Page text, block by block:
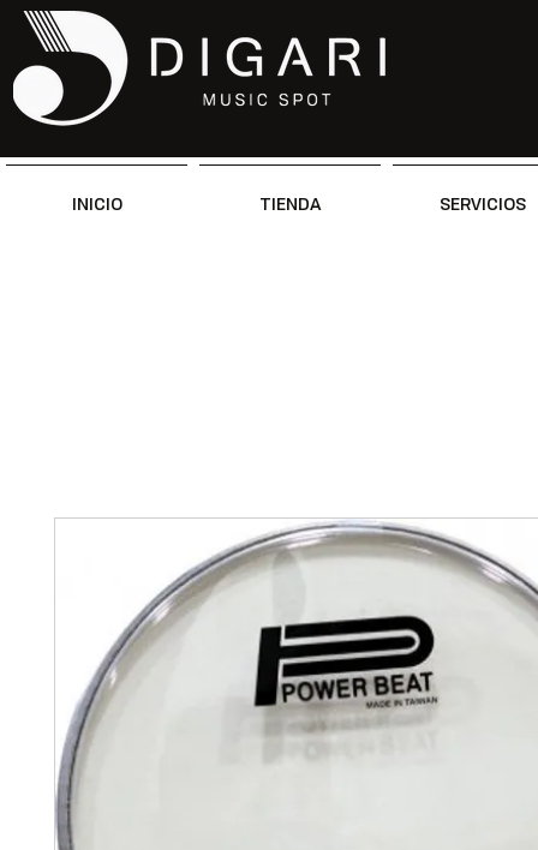
INICIO TIENDA SERVICIOS